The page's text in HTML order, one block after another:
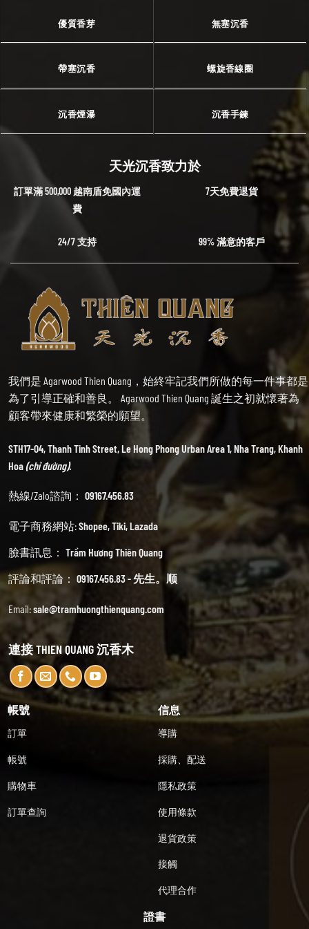
優質香芽 無塞沉香
帶塞沉香 螺旋香線圈
沉香煙瀑 沉香手鍊
天光沉香致力於
訂單滿 500,000 越南盾免國內運
費
7天免費退貨
24/7 支持 99% 滿意的客戶
我們是 Agarwood Thien Quang，始終牢記我們所做的每一件事都是
為了引導正確和善良。 Agarwood Thien Quang 誕生之初就懷著為
顧客帶來健康和繁榮的願望。
STH17-04, Thanh Tinh Street, Le Hong Phong Urban Area 1, Nha Trang, Khanh
Hoa(chỉ đường).
熱線/Zalo諮詢： 09167.456.83
電子商務網站:Shopee,Tiki,Lazada
臉書訊息： Trầm Hương Thiên Quang
評論和評論： 09167.456.83 - 先生。顺
Email:sale@tramhuongthienquang.com
連接 THIEN QUANG 沉香木
帳號
訂單
帳號
購物車
訂單查詢
信息
導購
採購、配送
隱私政策
使用條款
退貨政策
接觸
代理合作
證書